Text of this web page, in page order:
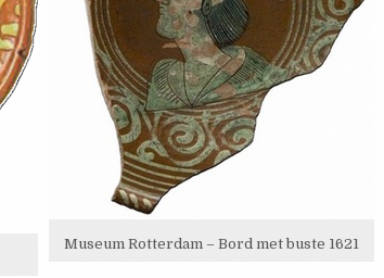
Museum Rotterdam – Bord met buste 1621